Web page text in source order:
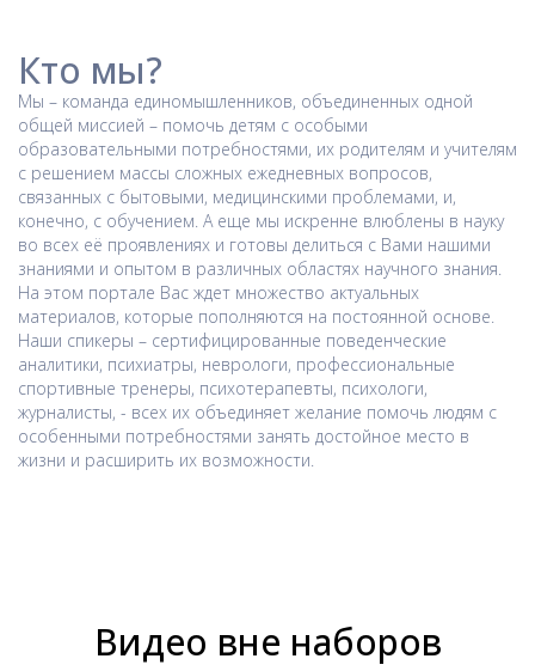
Кто мы?
Мы – команда единомышленников, объединенных одной
общей миссией – помочь детям с особыми
образовательными потребностями, их родителям и учителям
с решением массы сложных ежедневных вопросов,
связанных с бытовыми, медицинскими проблемами, и,
конечно, с обучением. А еще мы искренне влюблены в науку
во всех её проявлениях и готовы делиться с Вами нашими
знаниями и опытом в различных областях научного знания.
На этом портале Вас ждет множество актуальных
материалов, которые пополняются на постоянной основе.
Наши спикеры – сертифицированные поведенческие
аналитики, психиатры, неврологи, профессиональные
спортивные тренеры, психотерапевты, психологи,
журналисты, - всех их объединяет желание помочь людям с
особенными потребностями занять достойное место в
жизни и расширить их возможности.
Видео вне наборов